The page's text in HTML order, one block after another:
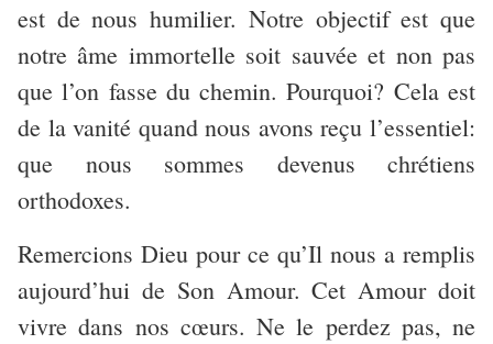
est de nous humilier. Notre objectif est que
notre âme immortelle soit sauvée et non pas
que l’on fasse du chemin. Pourquoi? Cela est
de la vanité quand nous avons reçu l’essentiel:
que nous sommes devenus chrétiens
orthodoxes.
Remercions Dieu pour ce qu’Il nous a remplis
aujourd’hui de Son Amour. Cet Amour doit
vivre dans nos cœurs. Ne le perdez pas, ne